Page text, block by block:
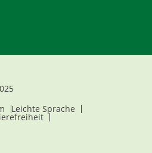
Leichte Sprache